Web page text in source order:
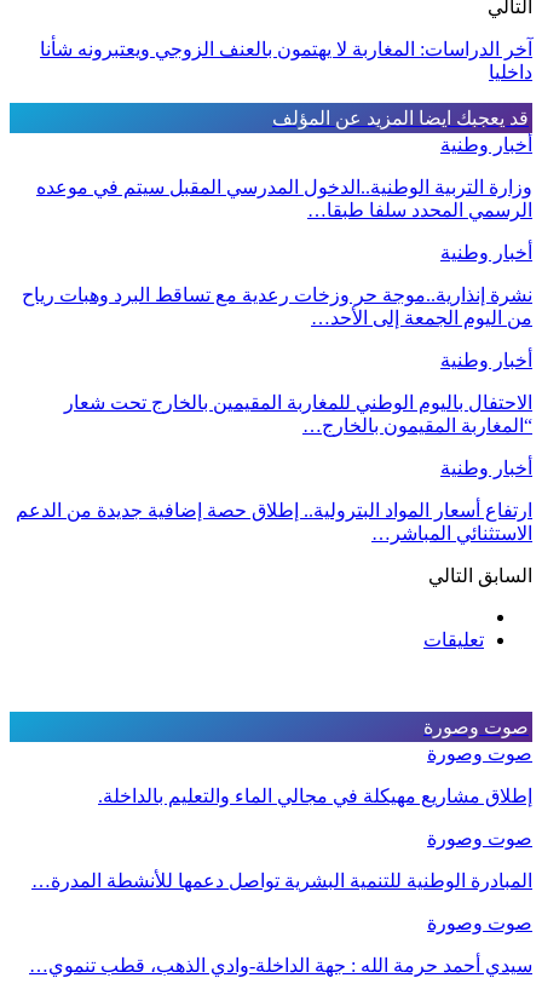
التالي
آخر الدراسات: المغاربة لا يهتمون بالعنف الزوجي ويعتبرونه شأنا
داخليا
قد يعجبك ايضا المزيد عن المؤلف
أخبار وطنية
وزارة التربية الوطنية..الدخول المدرسي المقبل سیتم في موعده
الرسمي المحدد سلفا طبقا…
أخبار وطنية
نشرة إنذارية..موجة حر وزخات رعدية مع تساقط البرد وهبات رياح
من اليوم الجمعة إلى الأحد…
أخبار وطنية
الاحتفال باليوم الوطني للمغاربة المقيمين بالخارج تحت شعار
“المغاربة المقيمون بالخارج…
أخبار وطنية
ارتفاع أسعار المواد البترولية.. إطلاق حصة إضافية جديدة من الدعم
الاستثنائي المباشر…
السابق التالي
تعليقات
صوت وصورة
صوت وصورة
إطلاق مشاريع مهيكلة في مجالي الماء والتعليم بالداخلة.
صوت وصورة
المبادرة الوطنية للتنمية البشرية تواصل دعمها للأنشطة المدرة…
صوت وصورة
سيدي أحمد حرمة الله : جهة الداخلة-وادي الذهب، قطب تنموي…